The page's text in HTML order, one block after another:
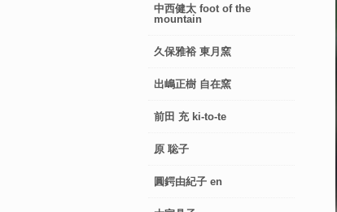
中西健太 foot of the
mountain
久保雅裕 東月窯
出嶋正樹 自在窯
前田 充 ki-to-te
原 聡子
圓鍔由紀子 en